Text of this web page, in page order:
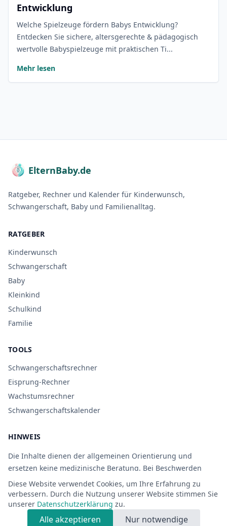
Entwicklung
Welche Spielzeuge fördern Babys Entwicklung?
Entdecken Sie sichere, altersgerechte & pädagogisch
wertvolle Babyspielzeuge mit praktischen Ti...
Mehr lesen
ElternBaby.de
Ratgeber, Rechner und Kalender für Kinderwunsch,
Schwangerschaft, Baby und Familienalltag.
RATGEBER
Kinderwunsch
Schwangerschaft
Baby
Kleinkind
Schulkind
Familie
TOOLS
Schwangerschaftsrechner
Eisprung-Rechner
Wachstumsrechner
Schwangerschaftskalender
HINWEIS
Die Inhalte dienen der allgemeinen Orientierung und
ersetzen keine medizinische Beratung. Bei Beschwerden
oder Unsicherheit sollte ärztlicher Rat eingeholt werden.
© 2026 ElternBaby.de
Diese Website verwendet Cookies, um Ihre Erfahrung zu
verbessern. Durch die Nutzung unserer Website stimmen Sie
unserer Datenschutzerklärung zu.
Alle akzeptieren Nur notwendige